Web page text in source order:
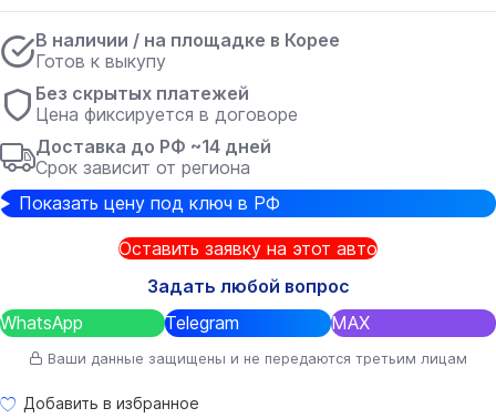
В наличии / на площадке в Корее
Готов к выкупу
Без скрытых платежей
Цена фиксируется в договоре
Доставка до РФ ~14 дней
Срок зависит от региона
Показать цену под ключ в РФ
Оставить заявку на этот авто
Задать любой вопрос
WhatsApp
Telegram MAX
Ваши данные защищены и не передаются третьим лицам
Добавить в избранное